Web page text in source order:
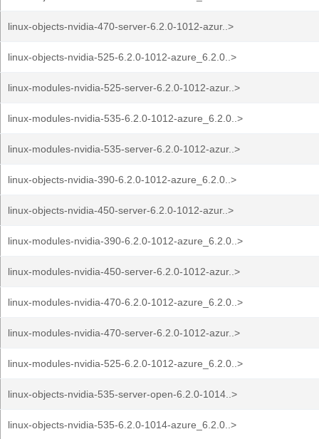
linux-objects-nvidia-470-server-6.2.0-1012-azur..>
linux-objects-nvidia-525-6.2.0-1012-azure_6.2.0..>
linux-modules-nvidia-525-server-6.2.0-1012-azur..>
linux-modules-nvidia-535-6.2.0-1012-azure_6.2.0..>
linux-modules-nvidia-535-server-6.2.0-1012-azur..>
linux-objects-nvidia-390-6.2.0-1012-azure_6.2.0..>
linux-objects-nvidia-450-server-6.2.0-1012-azur..>
linux-modules-nvidia-390-6.2.0-1012-azure_6.2.0..>
linux-modules-nvidia-450-server-6.2.0-1012-azur..>
linux-modules-nvidia-470-6.2.0-1012-azure_6.2.0..>
linux-modules-nvidia-470-server-6.2.0-1012-azur..>
linux-modules-nvidia-525-6.2.0-1012-azure_6.2.0..>
linux-objects-nvidia-535-server-open-6.2.0-1014..>
linux-objects-nvidia-535-6.2.0-1014-azure_6.2.0..>